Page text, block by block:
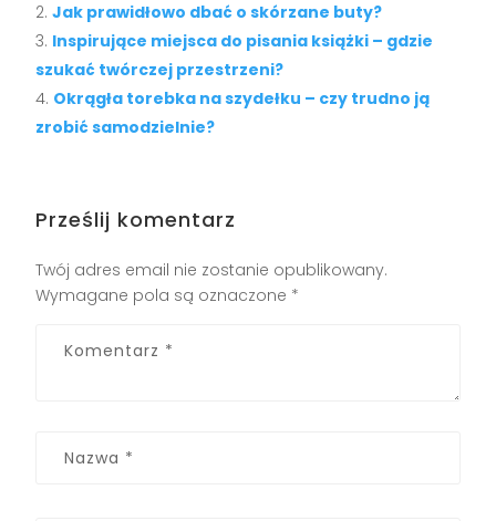
Jak prawidłowo dbać o skórzane buty?
Inspirujące miejsca do pisania książki – gdzie
szukać twórczej przestrzeni?
Okrągła torebka na szydełku – czy trudno ją
zrobić samodzielnie?
Prześlij komentarz
Twój adres email nie zostanie opublikowany.
Wymagane pola są oznaczone *